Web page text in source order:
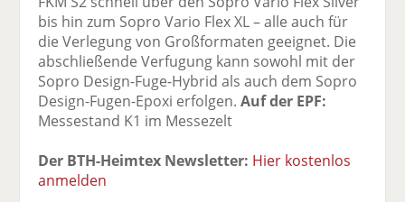
bis hin zum Sopro Vario Flex XL – alle auch für
die Verlegung von Großformaten geeignet. Die
abschließende Verfugung kann sowohl mit der
Sopro Design-Fuge-Hybrid als auch dem Sopro
Design-Fugen-Epoxi erfolgen.Auf der EPF:
Messestand K1 im Messezelt
Der BTH-Heimtex Newsletter: Hier kostenlos
anmelden